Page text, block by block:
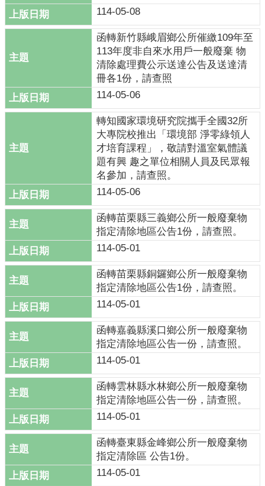
覽
114-05-08
函轉新竹縣峨眉鄉公所催繳109年至
113年度非自來水用戶一般廢棄 物
清除處理費公示送達公告及送達清
冊各1份，請查照
114-05-06
轉知國家環境研究院攜手全國32所
大專院校推出「環境部 淨零綠領人
才培育課程」，敬請對溫室氣體議
題有興 趣之單位相關人員及民眾報
名參加，請查照。
114-05-06
函轉苗栗縣三義鄉公所一般廢棄物
指定清除地區公告1份，請查照。
114-05-01
函轉苗栗縣銅鑼鄉公所一般廢棄物
指定清除地區公告1份，請查照。
114-05-01
函轉嘉義縣溪口鄉公所一般廢棄物
指定清除地區公告一份，請查照。
114-05-01
函轉雲林縣水林鄉公所一般廢棄物
指定清除地區公告一份，請查照。
114-05-01
函轉臺東縣金峰鄉公所一般廢棄物
指定清除區 公告1份。
114-05-01